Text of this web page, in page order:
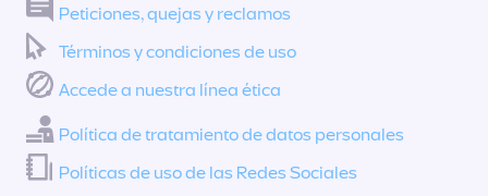
Peticiones, quejas y reclamos
Términos y condiciones de uso
Accede a nuestra línea ética
Política de tratamiento de datos personales
Políticas de uso de las Redes Sociales